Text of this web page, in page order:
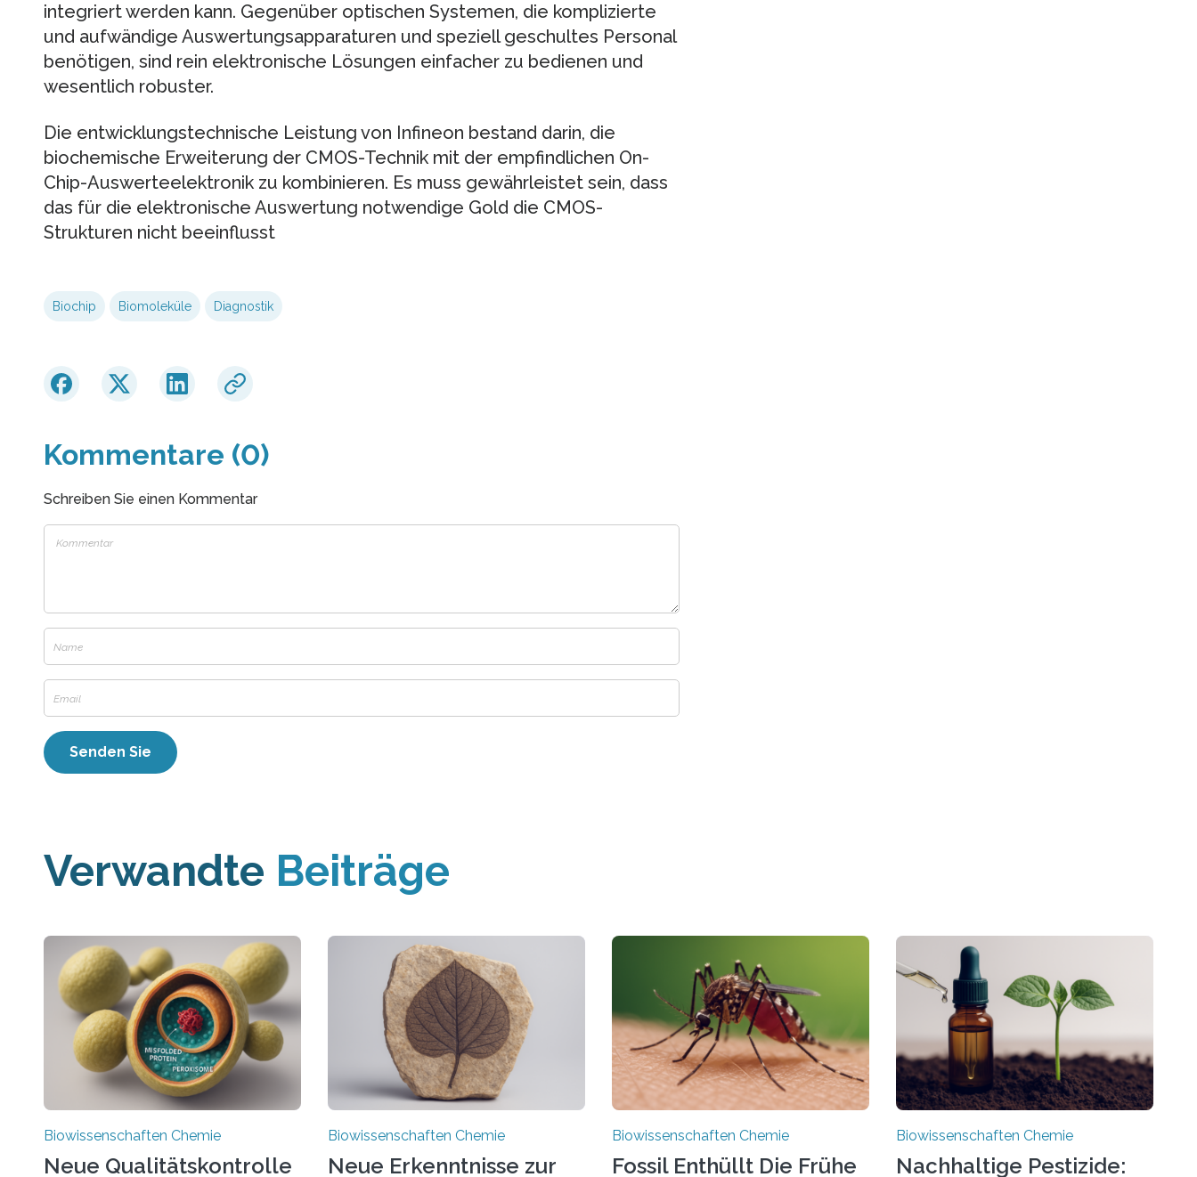
integriert werden kann. Gegenüber optischen Systemen, die komplizierte
und aufwändige Auswertungsapparaturen und speziell geschultes Personal
benötigen, sind rein elektronische Lösungen einfacher zu bedienen und
wesentlich robuster.
Die entwicklungstechnische Leistung von Infineon bestand darin, die
biochemische Erweiterung der CMOS-Technik mit der empfindlichen On-
Chip-Auswerteelektronik zu kombinieren. Es muss gewährleistet sein, dass
das für die elektronische Auswertung notwendige Gold die CMOS-
Strukturen nicht beeinflusst
Biochip Biomoleküle Diagnostik
Kommentare (0)
Schreiben Sie einen Kommentar
Verwandte Beiträge
Biowissenschaften Chemie
Neue Qualitätskontrolle
Biowissenschaften Chemie
Neue Erkenntnisse zur
Biowissenschaften Chemie
Fossil Enthüllt Die Frühe
Biowissenschaften Chemie
Nachhaltige Pestizide: